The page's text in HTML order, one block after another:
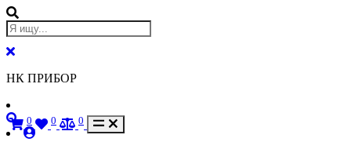
НК ПРИБОР
0 0 0